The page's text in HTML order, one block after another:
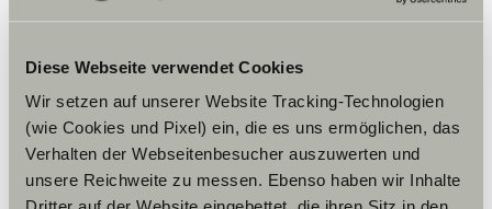
Diese Webseite verwendet Cookies
Wir setzen auf unserer Website Tracking-Technologien
(wie Cookies und Pixel) ein, die es uns ermöglichen, das
Verhalten der Webseitenbesucher auszuwerten und
unsere Reichweite zu messen. Ebenso haben wir Inhalte